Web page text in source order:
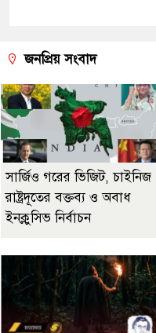
জনপ্রিয় সংবাদ
সার্জিও গরের ভিজিট, চাইনিজ
রাষ্ট্রদূতের বক্তব্য ও অবাধ
ইনক্লুসিভ নির্বাচন